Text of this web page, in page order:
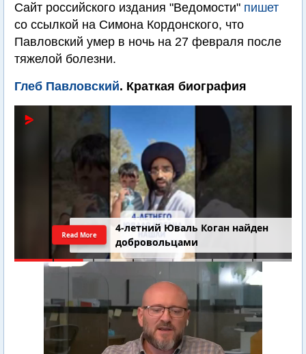
Сайт российского издания "Ведомости" пишет
со ссылкой на Симона Кордонского, что
Павловский умер в ночь на 27 февраля после
тяжелой болезни.
Глеб Павловский. Краткая биография
4-летний Юваль Коган найден
добровольцами
Read More